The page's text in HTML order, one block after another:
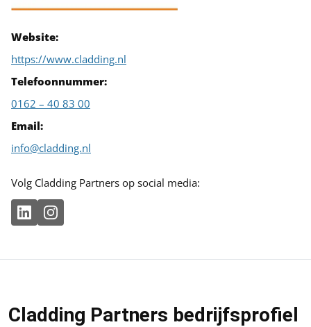
Website:
https://www.cladding.nl
Telefoonnummer:
0162 – 40 83 00
Email:
info@cladding.nl
Volg Cladding Partners op social media:
Cladding Partners bedrijfsprofiel